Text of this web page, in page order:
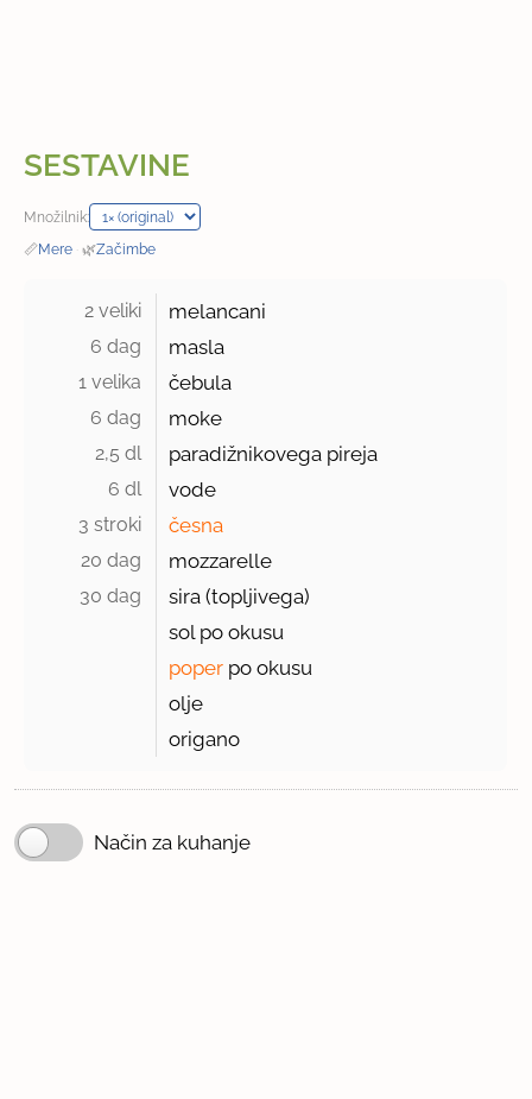
SESTAVINE
Množilnik:
📏Mere · 🌿Začimbe
2 veliki melancani
6 dag masla
1 velika čebula
6 dag moke
2,5 dl paradižnikovega pireja
6 dl vode
3 stroki česna
20 dag mozzarelle
30 dag
sira (topljivega)
sol po okusu
poper po okusu
olje
origano
Način za kuhanje